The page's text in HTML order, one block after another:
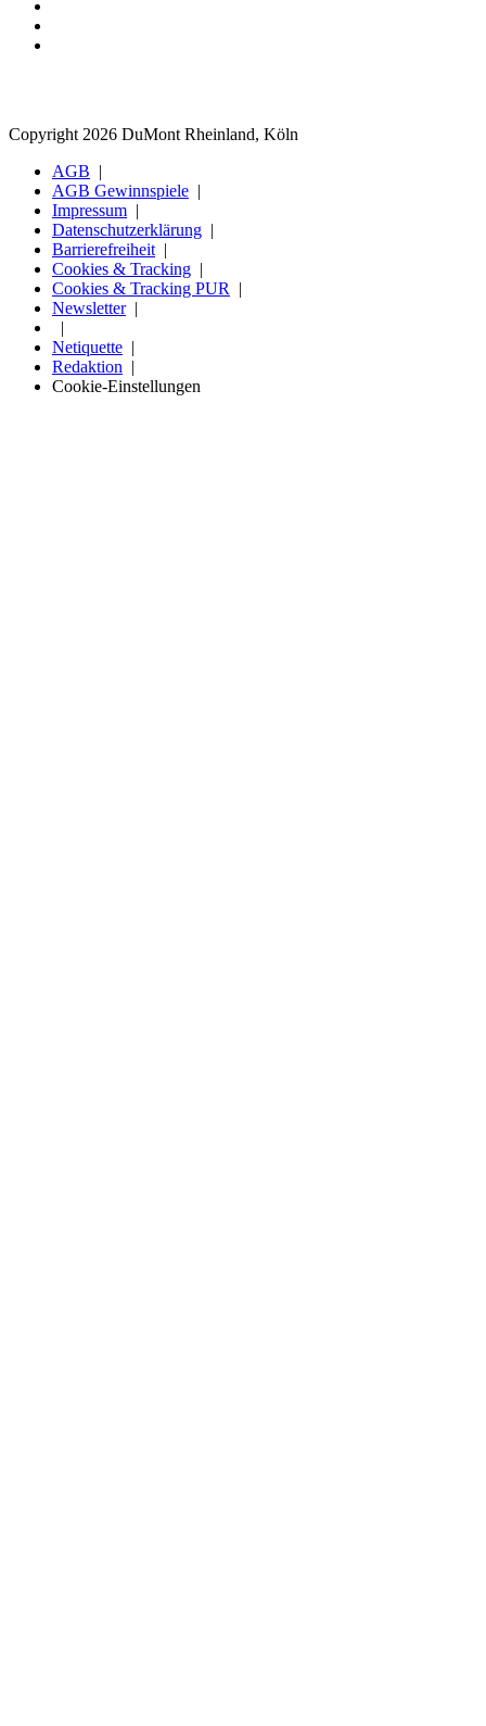
Copyright 2026 DuMont Rheinland, Köln
AGB
AGB Gewinnspiele
Impressum
Datenschutzerklärung
Barrierefreiheit
Cookies & Tracking
Cookies & Tracking PUR
Newsletter
Netiquette
Redaktion
Cookie-Einstellungen